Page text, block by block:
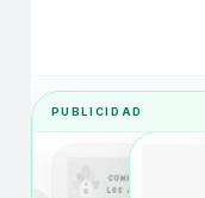
PUBLICIDAD